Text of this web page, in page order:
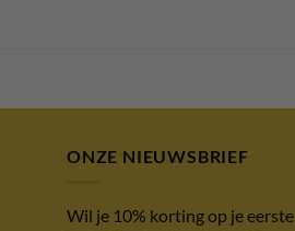
ONZE NIEUWSBRIEF
Wil je 10% korting op je eerste